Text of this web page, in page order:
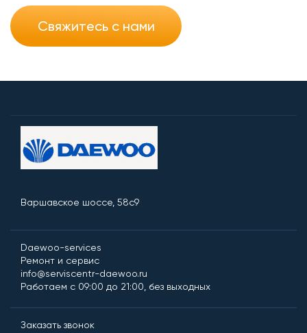
Свяжитесь с нами
Варшавское шоссе, 58с9
Daewoo-services
Ремонт и сервис
info@serviscentr-daewoo.ru
Работаем с 09:00 до 21:00, без выходных
Заказать звонок